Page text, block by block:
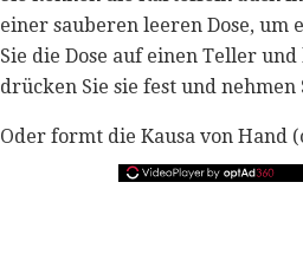
einer sauberen leeren Dose, um
Sie die Dose auf einen Teller
drücken Sie sie fest und nehmen
Oder formt die Kausa von Hand